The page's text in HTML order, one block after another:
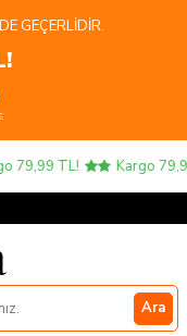
GEÇERLIDIR.
TL! Kargo 79,99
Ara